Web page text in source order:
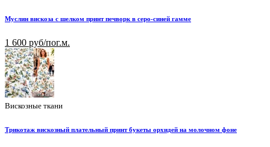
Муслин вискоза с шелком принт печворк в серо-синей гамме
1 600 руб/пог.м.
Вискозные ткани
Трикотаж вискозный плательный принт букеты орхидей на молочном фоне